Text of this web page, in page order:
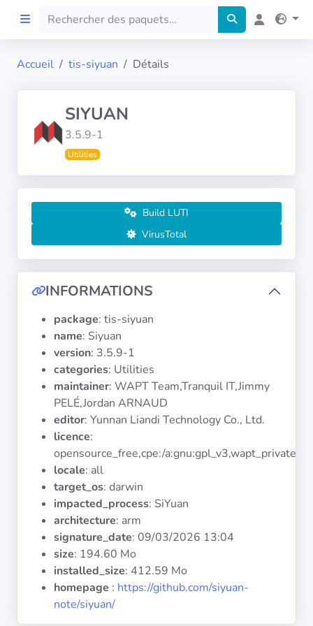
Preprod
Architectures
Systèmes
d'exploitation
Catégories
Licences
Documentation
Tranquil IT
Accueil tis-siyuan Détails
SIYUAN
3.5.9-1
Utilities
Build LUTI
VirusTotal
INFORMATIONS
package: tis-siyuan
name: Siyuan
version: 3.5.9-1
categories: Utilities
maintainer: WAPT Team,Tranquil IT,Jimmy
PELÉ,Jordan ARNAUD
editor: Yunnan Liandi Technology Co., Ltd.
licence:
opensource_free,cpe:/a:gnu:gpl_v3,wapt_private
locale: all
target_os: darwin
impacted_process: SiYuan
architecture: arm
signature_date: 09/03/2026 13:04
size: 194.60 Mo
installed_size: 412.59 Mo
homepage : https://github.com/siyuan-
note/siyuan/